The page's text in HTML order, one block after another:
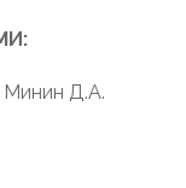
Минин Д.А.